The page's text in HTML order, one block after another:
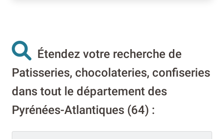
Étendez votre recherche de
Patisseries, chocolateries, confiseries
dans tout le département des
Pyrénées-Atlantiques (64) :